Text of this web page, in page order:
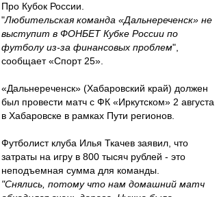
Про Кубок России.
"Любительская команда «Дальнереченск» не
выступит в ФОНБЕТ Кубке России по
футболу из‑за финансовых проблем",
сообщает «Спорт 25».
«Дальнереченск» (Хабаровский край) должен
был провести матч с ФК «Иркутском» 2 августа
в Хабаровске в рамках Пути регионов.
Футболист клуба Илья Ткачев заявил, что
затраты на игру в 800 тысяч рублей - это
неподъемная сумма для команды.
"Снялись, потому что нам домашний матч